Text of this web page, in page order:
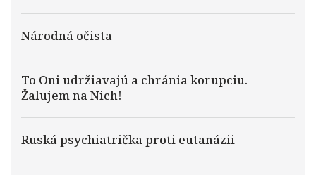
Národná očista
To Oni udržiavajú a chránia korupciu.
Žalujem na Nich!
Ruská psychiatrička proti eutanázii